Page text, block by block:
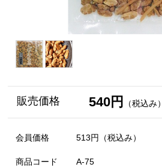
販売価格 540円 （税込み）
会員価格 513円 （税込み）
商品コード A-75